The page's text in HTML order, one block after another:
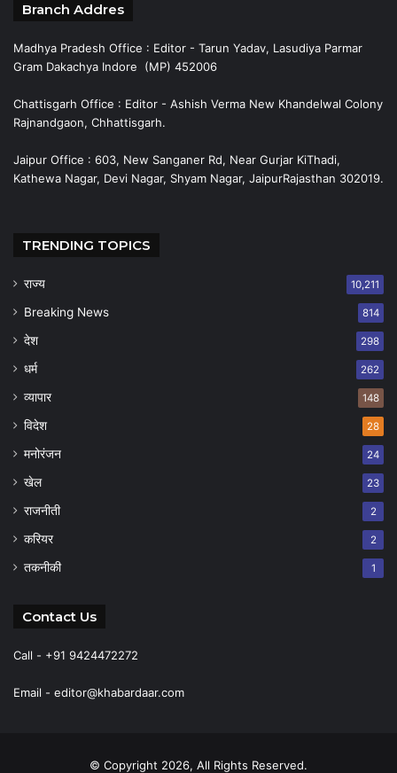
Branch Addres
Madhya Pradesh Office : Editor - Tarun Yadav, Lasudiya Parmar
Gram Dakachya Indore (MP) 452006
Chattisgarh Office : Editor - Ashish Verma New Khandelwal Colony
Rajnandgaon, Chhattisgarh.
Jaipur Office : 603, New Sanganer Rd, Near Gurjar KiThadi,
Kathewa Nagar, Devi Nagar, Shyam Nagar, JaipurRajasthan 302019.
TRENDING TOPICS
राज्य 10,211
Breaking News 814
देश 298
धर्म 262
व्यापार 148
विदेश 28
मनोरंजन 24
खेल 23
राजनीती 2
करियर 2
तकनीकी 1
Contact Us
Call - +91 9424472272
Email - editor@khabardaar.com
© Copyright 2026, All Rights Reserved.